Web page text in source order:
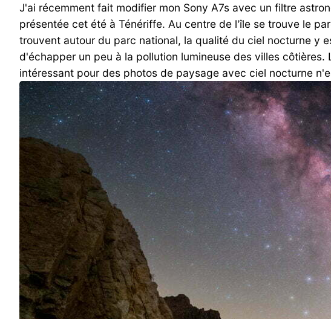
J'ai récemment fait modifier mon Sony A7s avec un filtre
présentée cet été à Ténériffe. Au centre de l'île se trouve le
trouvent autour du parc national, la qualité du ciel nocturne y
d'échapper un peu à la pollution lumineuse des villes
intéressant pour des photos de paysage avec ciel nocturne